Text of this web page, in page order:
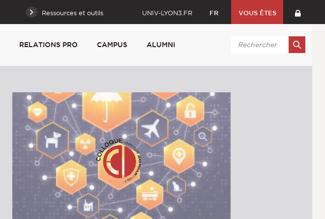
Ressources et outils UNIV-LYON3.FR FR VOUS ÊTES
RELATIONS PRO CAMPUS ALUMNI